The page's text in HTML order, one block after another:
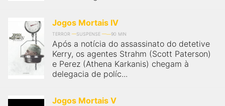
Jogos Mortais IV
TERROR SUSPENSE 90 MIN
Após a notícia do assassinato do detetive
Kerry, os agentes Strahm (Scott Paterson)
e Perez (Athena Karkanis) chegam à
delegacia de políc...
Jogos Mortais V